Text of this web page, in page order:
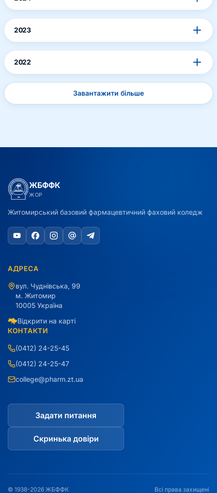
2023
2022
Завантажити більше
ЖБФФК
ЖОР
Житомирський базовий фармацевтичний фаховий коледж
АДРЕСА
вул. Чуднівська, 99
м. Житомир
10005 Україна
Відкрити на карті
КОНТАКТИ
(0412) 24-25-45
(0412) 24-25-47
college@pharm.zt.ua
Задати питання
Скринька довіри
© 1938-2026 ЖБФФК Всі права захищені